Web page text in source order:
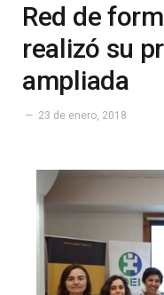
Red de
realizó su
ampliada
23 de enero, 2018